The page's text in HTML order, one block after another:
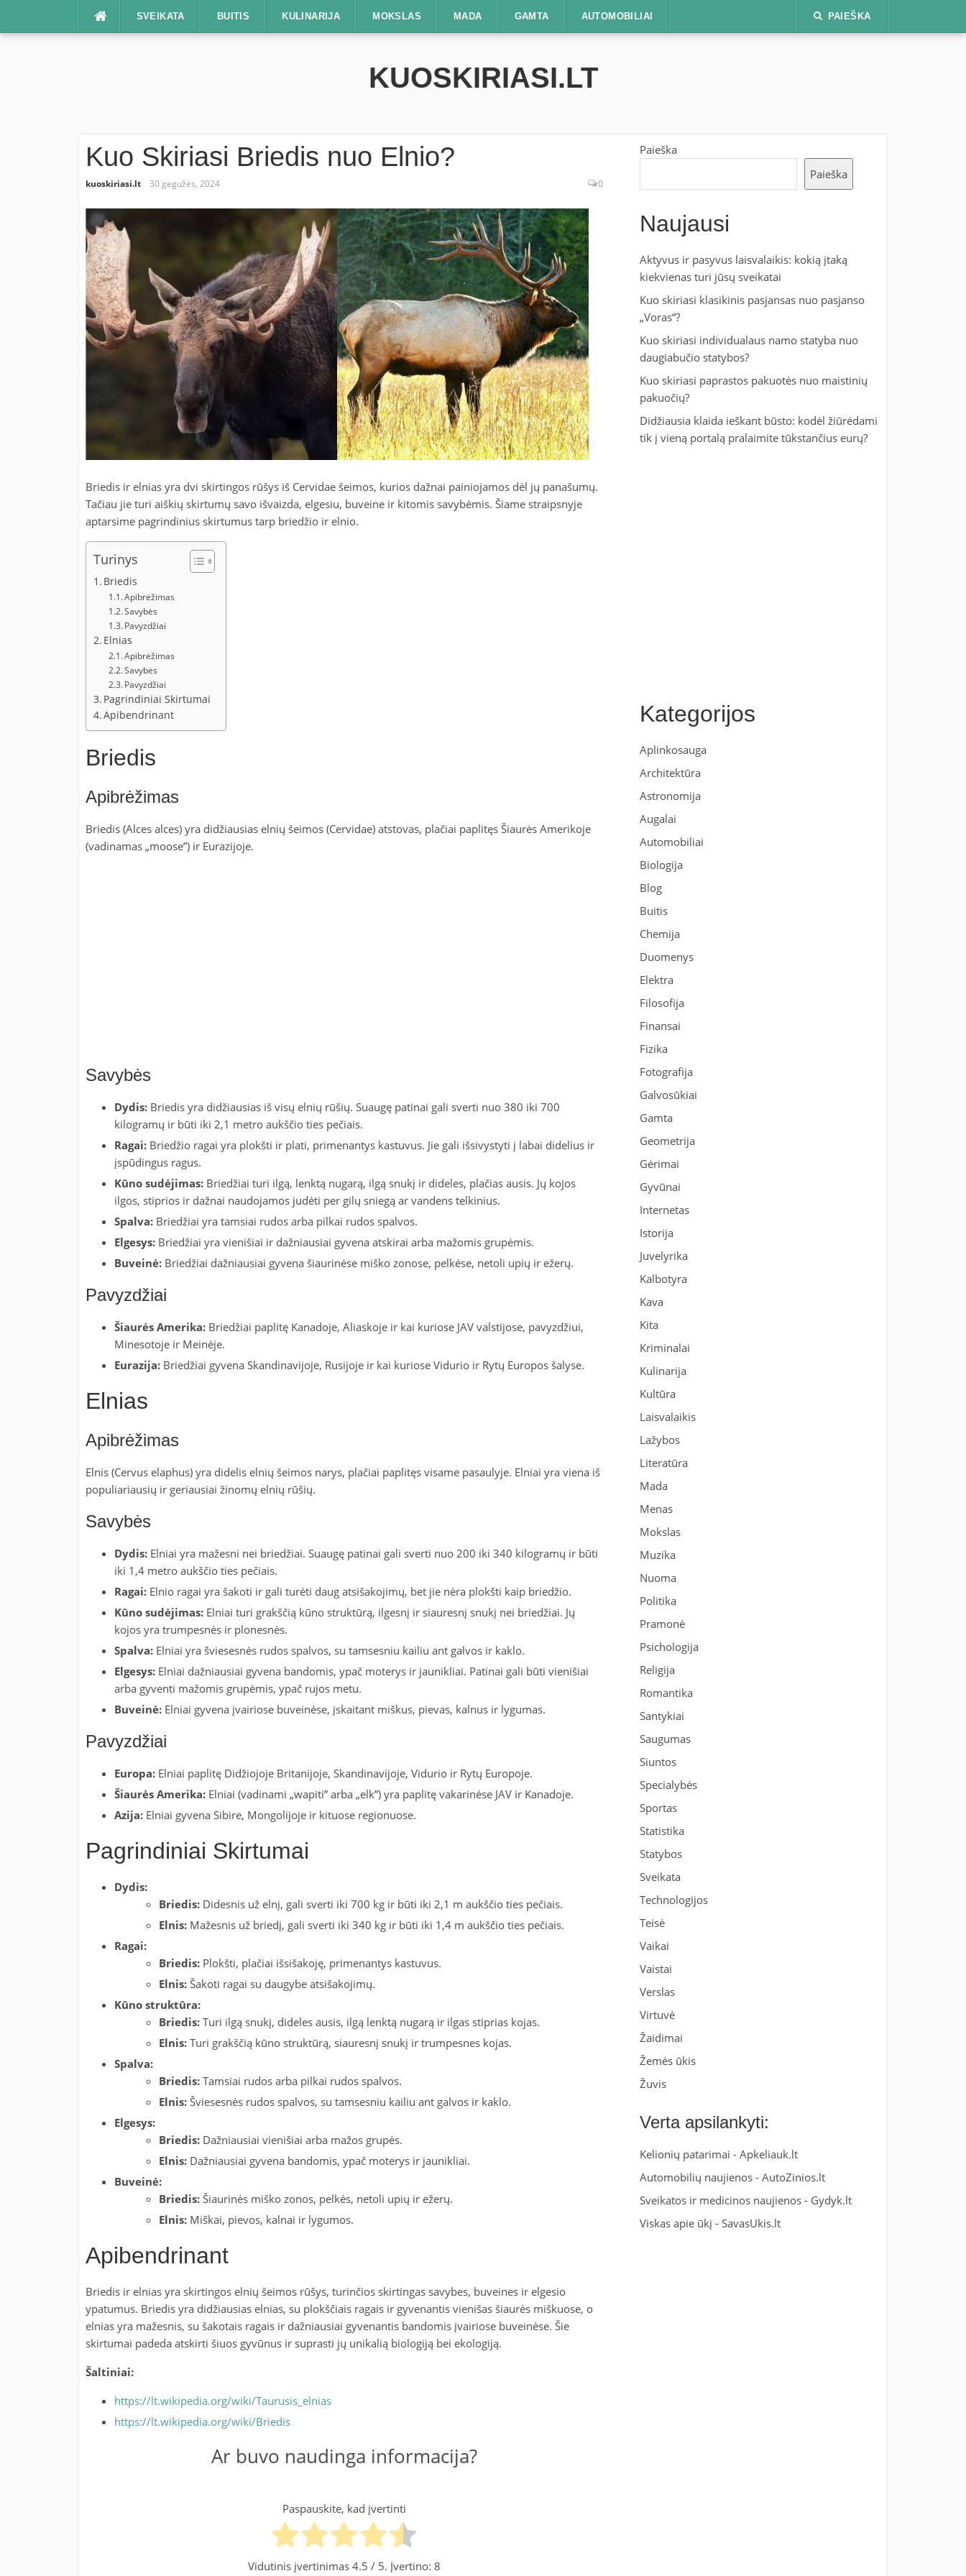
SVEIKATA BUITIS KULINARIJA MOKSLAS MADA GAMTA AUTOMOBILIAI PAIEŠKA
KUOSKIRIASI.LT
Kuo Skiriasi Briedis nuo Elnio?
kuoskiriasi.lt 30 gegužės, 2024 0
Briedis ir elnias yra dvi skirtingos rūšys iš Cervidae šeimos, kurios dažnai painiojamos dėl jų panašumų.
Tačiau jie turi aiškių skirtumų savo išvaizda, elgesiu, buveine ir kitomis savybėmis. Šiame straipsnyje
aptarsime pagrindinius skirtumus tarp briedžio ir elnio.
Turinys
Briedis
Apibrėžimas
Savybės
Pavyzdžiai
Elnias
Apibrėžimas
Savybės
Pavyzdžiai
Pagrindiniai Skirtumai
Apibendrinant
Briedis
Apibrėžimas
Briedis (Alces alces) yra didžiausias elnių šeimos (Cervidae) atstovas, plačiai paplitęs Šiaurės Amerikoje
(vadinamas „moose”) ir Eurazijoje.
Savybės
Dydis:Briedis yra didžiausias iš visų elnių rūšių. Suaugę patinai gali sverti nuo 380 iki 700
kilogramų ir būti iki 2,1 metro aukščio ties pečiais.
Ragai:Briedžio ragai yra plokšti ir plati, primenantys kastuvus. Jie gali išsivystyti į labai didelius ir
įspūdingus ragus.
Kūno sudėjimas:Briedžiai turi ilgą, lenktą nugarą, ilgą snukį ir dideles, plačias ausis. Jų kojos
ilgos, stiprios ir dažnai naudojamos judėti per gilų sniegą ar vandens telkinius.
Spalva:Briedžiai yra tamsiai rudos arba pilkai rudos spalvos.
Elgesys:Briedžiai yra vienišiai ir dažniausiai gyvena atskirai arba mažomis grupėmis.
Buveinė:Briedžiai dažniausiai gyvena šiaurinėse miško zonose, pelkėse, netoli upių ir ežerų.
Pavyzdžiai
Šiaurės Amerika:Briedžiai paplitę Kanadoje, Aliaskoje ir kai kuriose JAV valstijose, pavyzdžiui,
Minesotoje ir Meinėje.
Eurazija:Briedžiai gyvena Skandinavijoje, Rusijoje ir kai kuriose Vidurio ir Rytų Europos šalyse.
Elnias
Apibrėžimas
Elnis (Cervus elaphus) yra didelis elnių šeimos narys, plačiai paplitęs visame pasaulyje. Elniai yra viena iš
populiariausių ir geriausiai žinomų elnių rūšių.
Savybės
Dydis:Elniai yra mažesni nei briedžiai. Suaugę patinai gali sverti nuo 200 iki 340 kilogramų ir būti
iki 1,4 metro aukščio ties pečiais.
Ragai:Elnio ragai yra šakoti ir gali turėti daug atsišakojimų, bet jie nėra plokšti kaip briedžio.
Kūno sudėjimas:Elniai turi grakščią kūno struktūrą, ilgesnį ir siauresnį snukį nei briedžiai. Jų
kojos yra trumpesnės ir plonesnės.
Spalva:Elniai yra šviesesnės rudos spalvos, su tamsesniu kailiu ant galvos ir kaklo.
Elgesys:Elniai dažniausiai gyvena bandomis, ypač moterys ir jaunikliai. Patinai gali būti vienišiai
arba gyventi mažomis grupėmis, ypač rujos metu.
Buveinė:Elniai gyvena įvairiose buveinėse, įskaitant miškus, pievas, kalnus ir lygumas.
Pavyzdžiai
Europa:Elniai paplitę Didžiojoje Britanijoje, Skandinavijoje, Vidurio ir Rytų Europoje.
Šiaurės Amerika:Elniai (vadinami „wapiti” arba „elk”) yra paplitę vakarinėse JAV ir Kanadoje.
Azija:Elniai gyvena Sibire, Mongolijoje ir kituose regionuose.
Pagrindiniai Skirtumai
Dydis:
Briedis: Didesnis už elnį, gali sverti iki 700 kg ir būti iki 2,1 m aukščio ties pečiais.
Elnis: Mažesnis už briedį, gali sverti iki 340 kg ir būti iki 1,4 m aukščio ties pečiais.
Ragai:
Briedis: Plokšti, plačiai išsišakoję, primenantys kastuvus.
Elnis: Šakoti ragai su daugybe atsišakojimų.
Kūno struktūra:
Briedis: Turi ilgą snukį, dideles ausis, ilgą lenktą nugarą ir ilgas stiprias kojas.
Elnis: Turi grakščią kūno struktūrą, siauresnį snukį ir trumpesnes kojas.
Spalva:
Briedis: Tamsiai rudos arba pilkai rudos spalvos.
Elnis: Šviesesnės rudos spalvos, su tamsesniu kailiu ant galvos ir kaklo.
Elgesys:
Briedis: Dažniausiai vienišiai arba mažos grupės.
Elnis: Dažniausiai gyvena bandomis, ypač moterys ir jaunikliai.
Buveinė:
Briedis: Šiaurinės miško zonos, pelkės, netoli upių ir ežerų.
Elnis: Miškai, pievos, kalnai ir lygumos.
Apibendrinant
Briedis ir elnias yra skirtingos elnių šeimos rūšys, turinčios skirtingas savybes, buveines ir elgesio
ypatumus. Briedis yra didžiausias elnias, su plokščiais ragais ir gyvenantis vienišas šiaurės miškuose, o
elnias yra mažesnis, su šakotais ragais ir dažniausiai gyvenantis bandomis įvairiose buveinėse. Šie
skirtumai padeda atskirti šiuos gyvūnus ir suprasti jų unikalią biologiją bei ekologiją.
Šaltiniai:
https://lt.wikipedia.org/wiki/Taurusis_elnias
https://lt.wikipedia.org/wiki/Briedis
Ar buvo naudinga informacija?
Paspauskite, kad įvertinti
Vidutinis įvertinimas 4.5 / 5. Įvertino: 8
Paieška
Paieška
Naujausi
Aktyvus ir pasyvus laisvalaikis: kokią įtaką
kiekvienas turi jūsų sveikatai
Kuo skiriasi klasikinis pasjansas nuo pasjanso
„Voras“?
Kuo skiriasi individualaus namo statyba nuo
daugiabučio statybos?
Kuo skiriasi paprastos pakuotės nuo maistinių
pakuočių?
Didžiausia klaida ieškant būsto: kodėl žiūrėdami
tik į vieną portalą pralaimite tūkstančius eurų?
Kategorijos
Aplinkosauga
Architektūra
Astronomija
Augalai
Automobiliai
Biologija
Blog
Buitis
Chemija
Duomenys
Elektra
Filosofija
Finansai
Fizika
Fotografija
Galvosūkiai
Gamta
Geometrija
Gėrimai
Gyvūnai
Internetas
Istorija
Juvelyrika
Kalbotyra
Kava
Kita
Kriminalai
Kulinarija
Kultūra
Laisvalaikis
Lažybos
Literatūra
Mada
Menas
Mokslas
Muzika
Nuoma
Politika
Pramonė
Psichologija
Religija
Romantika
Santykiai
Saugumas
Siuntos
Specialybės
Sportas
Statistika
Statybos
Sveikata
Technologijos
Teisė
Vaikai
Vaistai
Verslas
Virtuvė
Žaidimai
Žemės ūkis
Žuvis
Verta apsilankyti:
Kelionių patarimai -Apkeliauk.lt
Automobilių naujienos -AutoZinios.lt
Sveikatos ir medicinos naujienos - Gydyk.lt
Viskas apie ūkį -SavasUkis.lt